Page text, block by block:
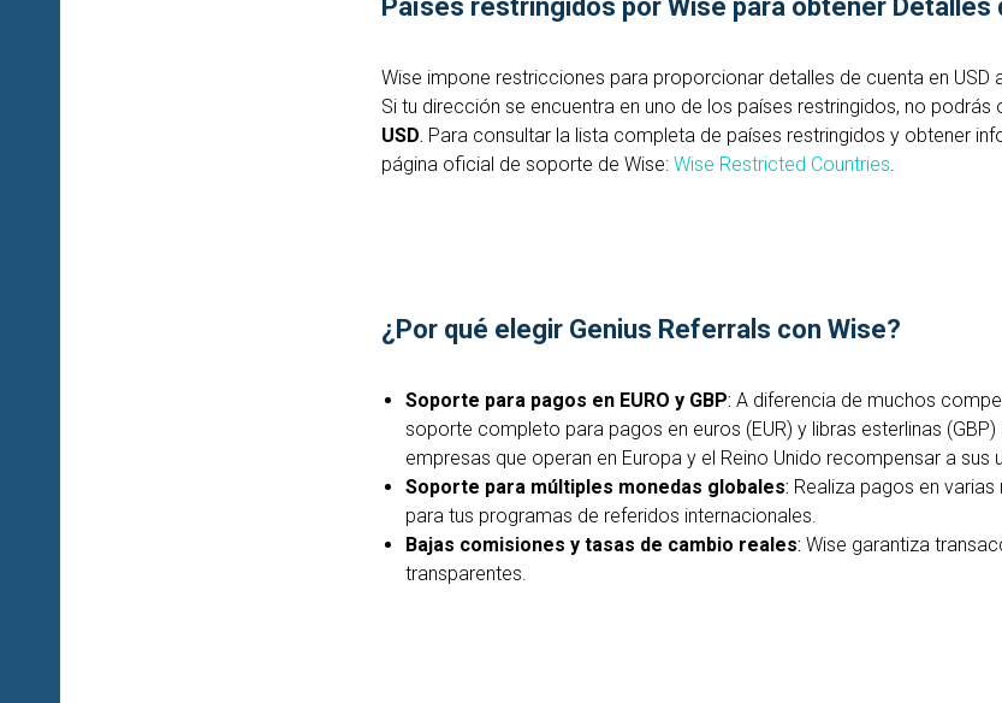
Países restringidos por Wise para obtener Detalles
Wise impone restricciones para proporcionar detalles de cuenta en USD
Si tu dirección se encuentra en uno de los países restringidos, no podrás
USD. Para consultar la lista completa de países restringidos y obtener
página oficial de soporte de Wise: Wise Restricted Countries.
¿Por qué elegir Genius Referrals con Wise?
Soporte para pagos en EURO y GBP: A diferencia de muchos
soporte completo para pagos en euros (EUR) y libras esterlinas
empresas que operan en Europa y el Reino Unido recompensar a sus
Soporte para múltiples monedas globales: Realiza pagos en
para tus programas de referidos internacionales.
Bajas comisiones y tasas de cambio reales: Wise garantiza
transparentes.